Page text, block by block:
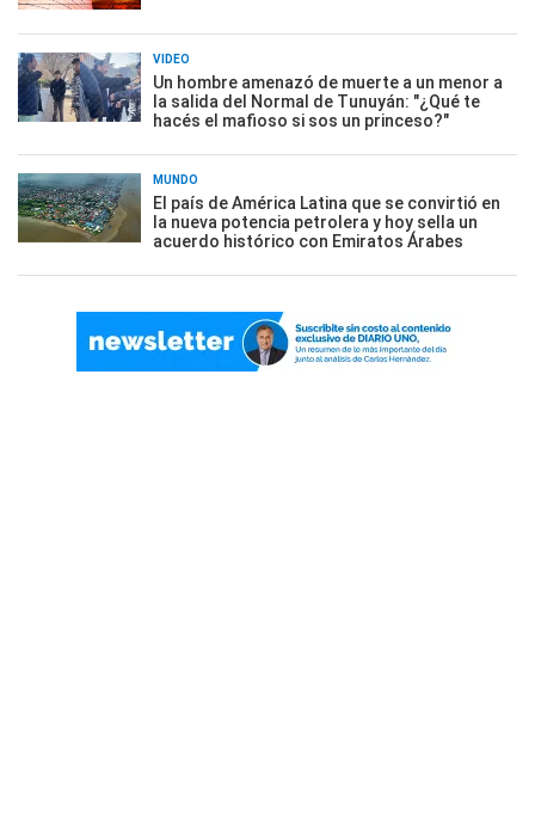
VIDEO
Un hombre amenazó de muerte a un menor a
la salida del Normal de Tunuyán: "¿Qué te
hacés el mafioso si sos un princeso?"
MUNDO
El país de América Latina que se convirtió en
la nueva potencia petrolera y hoy sella un
acuerdo histórico con Emiratos Árabes